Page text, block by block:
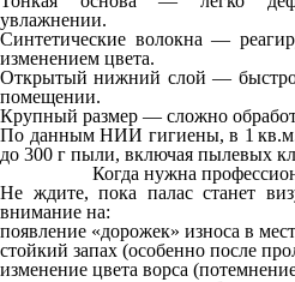
увлажнении.
Синтетические волокна —
изменением цвета.
Открытый нижний слой — быстро
помещении.
Крупный размер — сложно
По данным НИИ гигиены, в 1 кв.м.
до 300 г пыли, включая пылевых
Когда нужна
Не ждите, пока палас станет
внимание на:
появление «дорожек» износа в
стойкий запах (особенно после
изменение цвета ворса